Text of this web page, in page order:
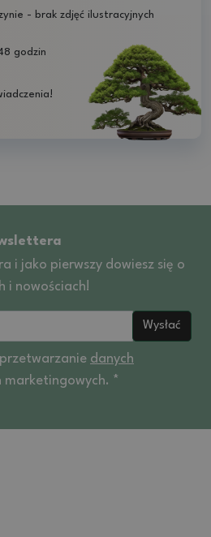
- brak zdjęć ilustracyjnych
godzin
i jako pierwszy dowiesz się o
i nowościach!
Wysłać
danych
marketingowych. *